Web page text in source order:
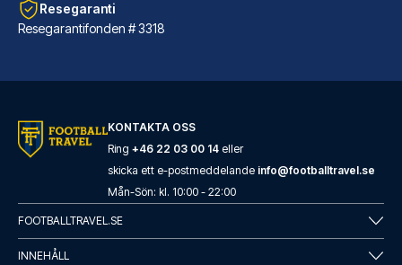
Hotel Gran Duca Di York ligger...
LÄS MER OM HOTELLET
Resegaranti
Resegarantifonden # 3318
KONTAKTA OSS
Ring +46 22 03 00 14 eller
skicka ett e-postmeddelande info@footballtravel.se
Mån-Sön: kl. 10:00 - 22:00
FOOTBALLTRAVEL.SE
INNEHÅLL